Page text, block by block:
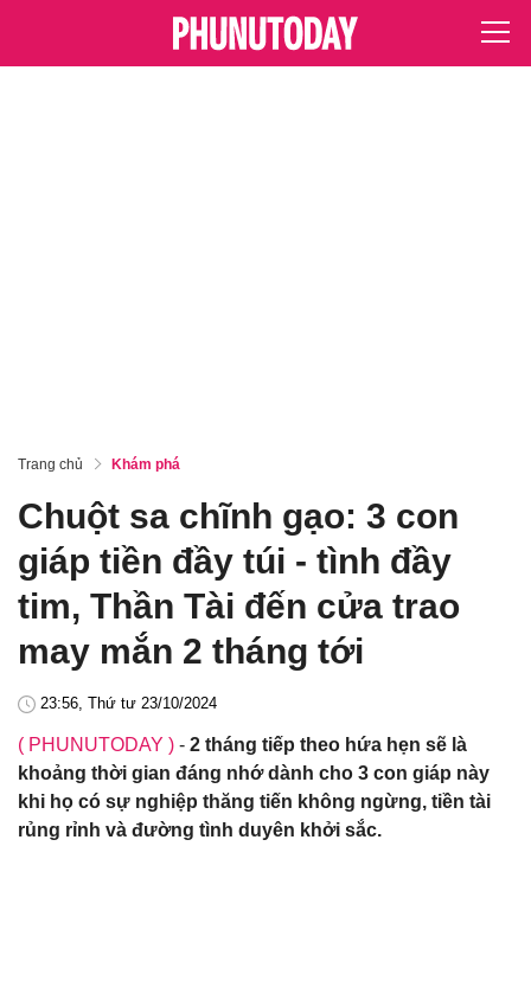
Trang chủ Khám phá
Chuột sa chĩnh gạo: 3 con
giáp tiền đầy túi - tình đầy
tim, Thần Tài đến cửa trao
may mắn 2 tháng tới
23:56, Thứ tư 23/10/2024
( PHUNUTODAY ) - 2 tháng tiếp theo hứa hẹn sẽ là
khoảng thời gian đáng nhớ dành cho 3 con giáp này
khi họ có sự nghiệp thăng tiến không ngừng, tiền tài
rủng rỉnh và đường tình duyên khởi sắc.